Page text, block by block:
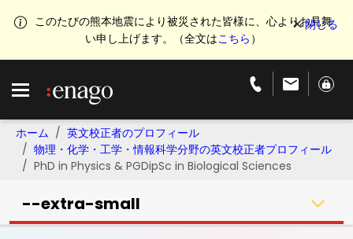
このたびの熊本地震により被災された皆様に、心よりお見舞
い申し上げます。（全文はこちら ）
ホーム
英文校正者のプロフィール
物理・化学・工学・情報科学分野の英文校正者プロフィール
PhD in Physics & PGDipSc in Biological Sciences
--extra-small